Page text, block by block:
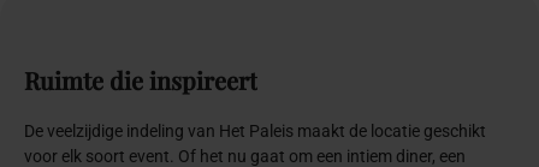
Ruimte dieinspireert
De veelzijdige indeling van Het Paleis maakt de locatie geschikt
voor elk soort event. Of het nu gaat om een intiem diner, een